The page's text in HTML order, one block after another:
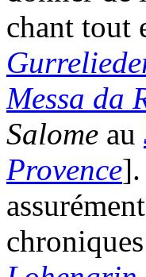
chant tout
Messa da
Salome au
Provence].